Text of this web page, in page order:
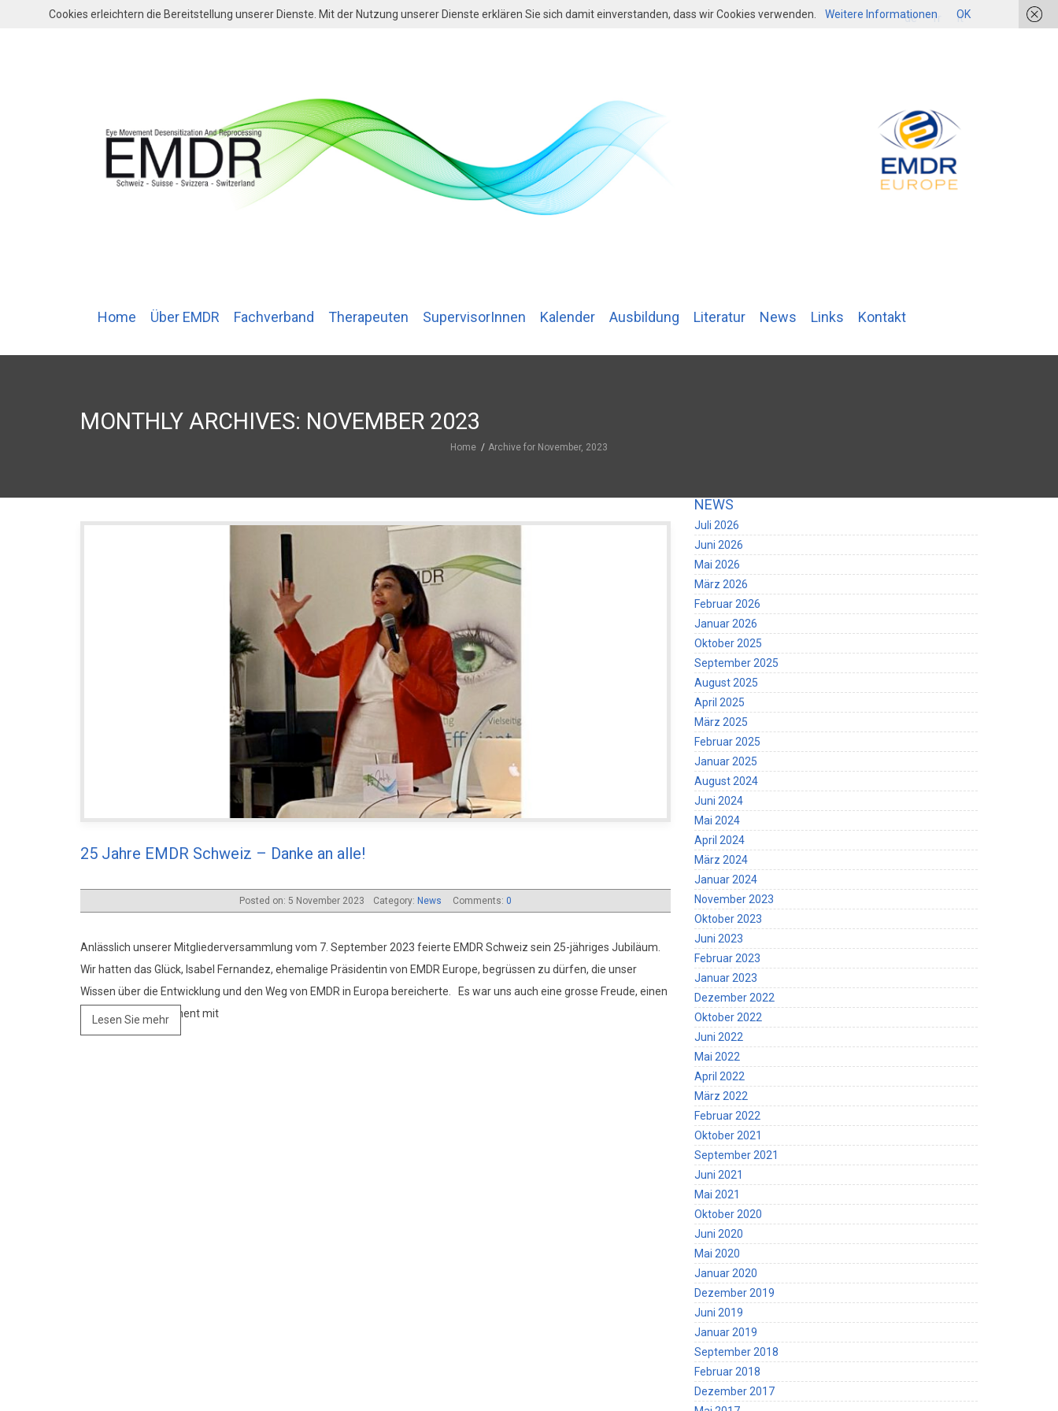
login de fr it
Home Über EMDR Fachverband Therapeuten SupervisorInnen Kalender Ausbildung Literatur News Links Kontakt
MONTHLY ARCHIVES: NOVEMBER 2023
Home Archive for November, 2023
25 Jahre EMDR Schweiz – Danke an alle!
Posted on: 5 November 2023 Category: News Comments: 0
Anlässlich unserer Mitgliederversammlung vom 7. September 2023 feierte EMDR Schweiz sein 25-jähriges Jubiläum.
Wir hatten das Glück, Isabel Fernandez, ehemalige Präsidentin von EMDR Europe, begrüssen zu dürfen, die unser
Wissen über die Entwicklung und den Weg von EMDR in Europa bereicherte. Es war uns auch eine grosse Freude, einen
sehr geselligen Moment mit
Lesen Sie mehr
NEWS
Juli 2026
Juni 2026
Mai 2026
März 2026
Februar 2026
Januar 2026
Oktober 2025
September 2025
August 2025
April 2025
März 2025
Februar 2025
Januar 2025
August 2024
Juni 2024
Mai 2024
April 2024
März 2024
Januar 2024
November 2023
Oktober 2023
Juni 2023
Februar 2023
Januar 2023
Dezember 2022
Oktober 2022
Juni 2022
Mai 2022
April 2022
März 2022
Februar 2022
Oktober 2021
September 2021
Juni 2021
Mai 2021
Oktober 2020
Juni 2020
Mai 2020
Januar 2020
Dezember 2019
Juni 2019
Januar 2019
September 2018
Februar 2018
Dezember 2017
Cookies erleichtern die Bereitstellung unserer Dienste. Mit der Nutzung unserer Dienste erklären Sie sich damit einverstanden, dass wir Cookies verwenden. Weitere Informationen OK